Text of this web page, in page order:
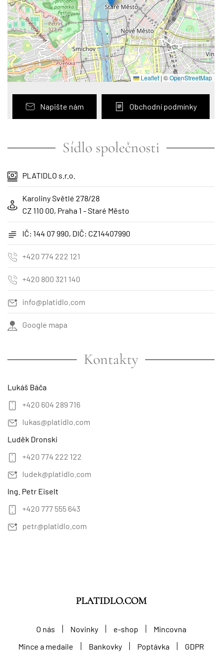
Leaflet |©OpenStreetMap
Napište nám Obchodní podmínky
Sídlo společnosti
PLATIDLO s.r.o.
Karoliny Světlé 278/28
CZ 110 00, Praha 1 - Staré Město
IČ: 144 07 990, DIČ: CZ14407990
+420 774 222 121
+420 800 321 140
info@platidlo.com
Google mapa
Kontakty
Lukáš Báča
+420 604 289 716
lukas@platidlo.com
Luděk Dronski
+420 774 222 122
ludek@platidlo.com
Ing. Petr Eiselt
+420 777 555 643
petr@platidlo.com
PLATIDLO.COM
O nás Novinky e-shop
Mincovna
Mince a medaile
Bankovky Poptávka GDPR